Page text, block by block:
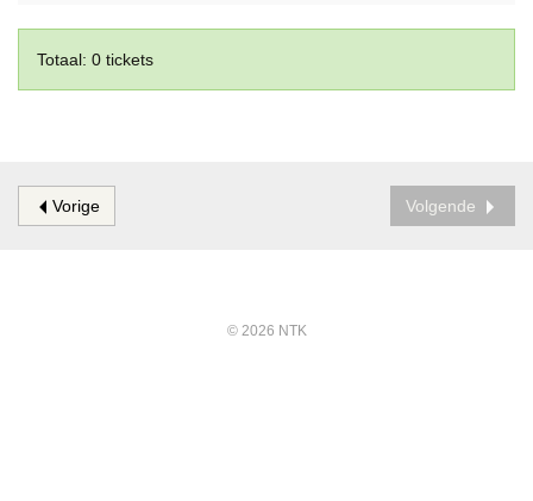
Totaal: 0 tickets
Vorige Volgende
© 2026 NTK